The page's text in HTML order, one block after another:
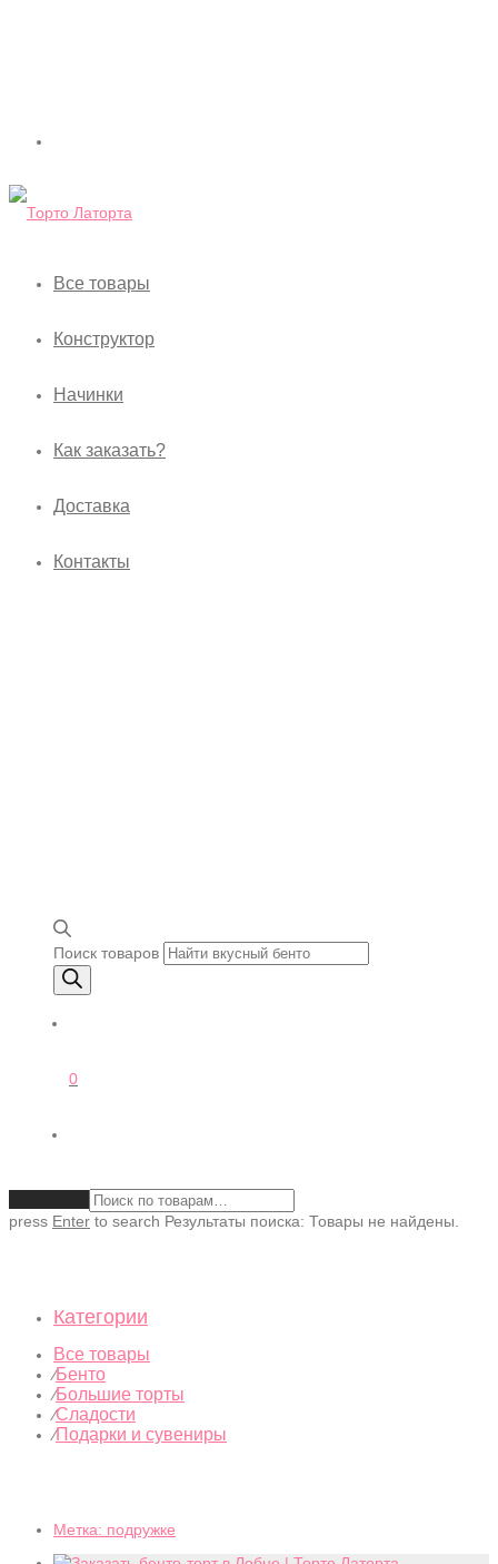
Все товары
Конструктор
Начинки
Как заказать?
Доставка
Контакты
Поиск товаров
0
press Enter to search Результаты поиска: Товары не найдены.
Категории
Все товары
⁄Бенто
⁄Большие торты
⁄Сладости
⁄Подарки и сувениры
Метка: подружке